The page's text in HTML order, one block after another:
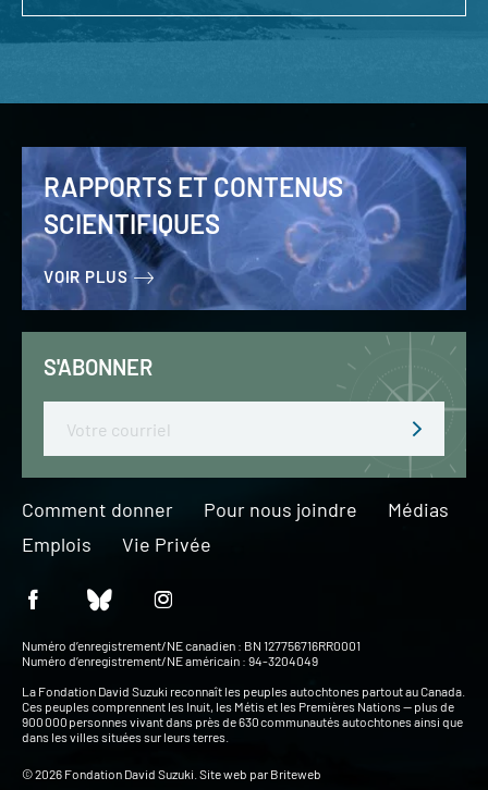
RAPPORTS ET CONTENUS
SCIENTIFIQUES
VOIR PLUS
S'ABONNER
Comment donner Pour nous joindre
Médias
Emplois
Vie Privée
Numéro d’enregistrement/NE canadien : BN 127756716RR0001
Numéro d’enregistrement/NE américain : 94-3204049
La Fondation David Suzuki reconnaît les peuples autochtones partout au Canada.
Ces peuples comprennent les Inuit, les Métis et les Premières Nations — plus de
900 000 personnes vivant dans près de 630 communautés autochtones ainsi que
dans les villes situées sur leurs terres.
© 2026 Fondation David Suzuki. Site web par Briteweb